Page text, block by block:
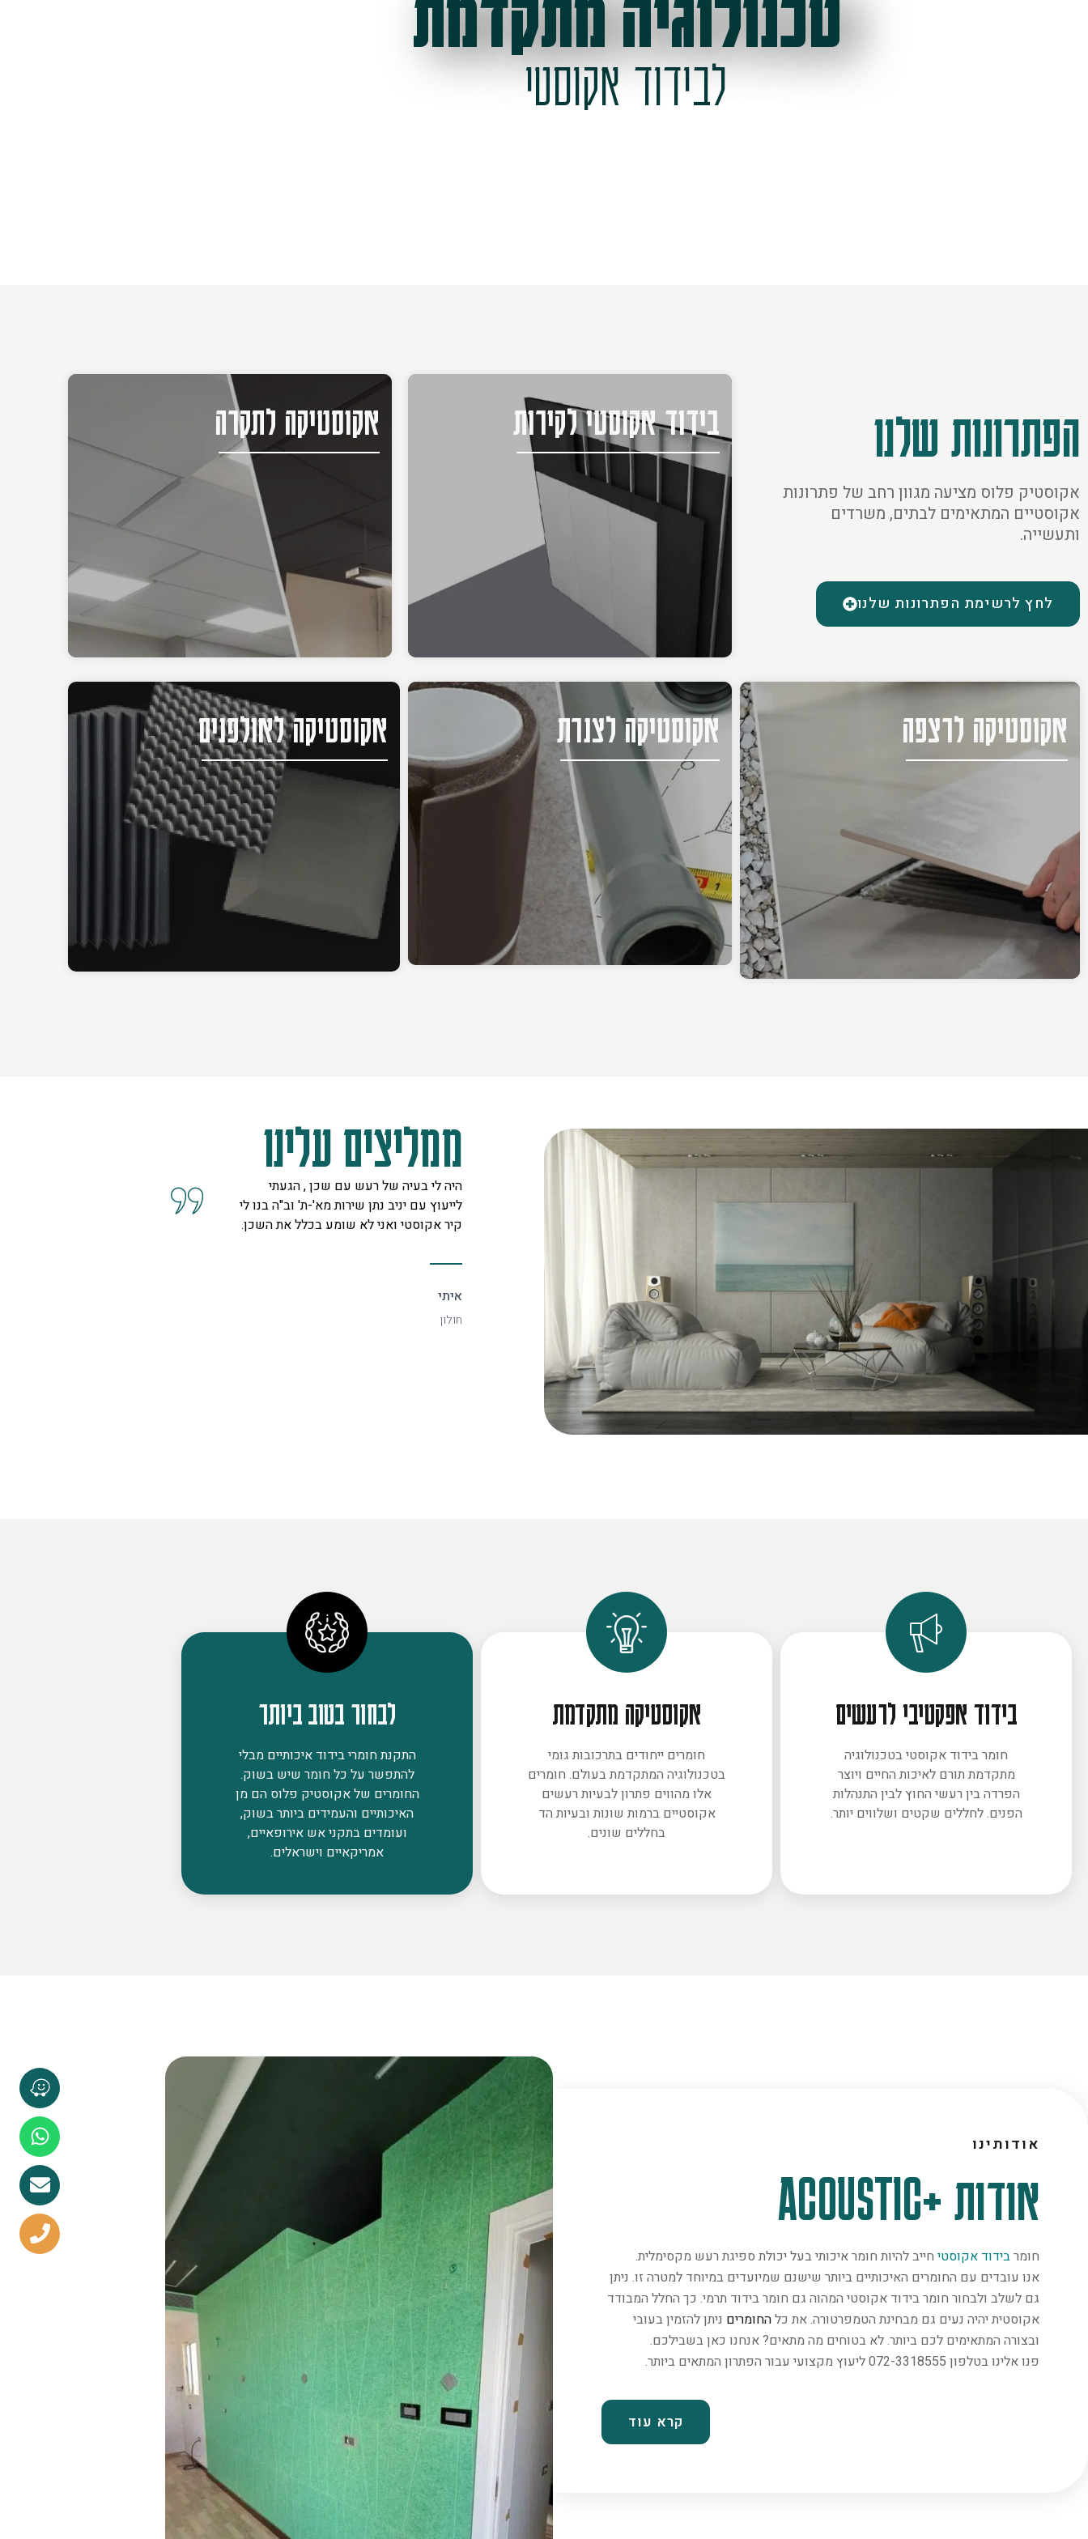
טכנולוגיה מתקדמת
לבידוד אקוסטי
הפתרונות שלנו
אקוסטיק פלוס מציעה מגוון רחב של פתרונות
אקוסטיים המתאימים לבתים, משרדים
ותעשייה.
לחץ לרשימת הפתרונות שלנו
בידוד אקוסטי לקירות אקוסטיקה לתקרה
אקוסטיקה לרצפה אקוסטיקה לצנרת אקוסטיקה לאולפנים
ממליצים עלינו
מקום של מקצוענים על לב טוב ורצון אדיר
לתת מענה לכל לקוח. אצלם מצאתי את
דב
היה לי בעיה של רעש עם שכן , הגעתי
לייעוץ עם יניב נתן שירות מא'-ת' וב"ה בנו לי
קיר אקוסטי ואני לא שומע בכלל את השכן.
איתי
חולון
בידוד אפקטיבי לרעשים
חומר בידוד אקוסטי בטכנולוגיה
מתקדמת תורם לאיכות החיים ויוצר
הפרדה בין רעשי החוץ לבין התנהלות
הפנים. לחללים שקטים ושלווים יותר.
אקוסטיקה מתקדמת
חומרים ייחודים בתרכובות גומי
בטכנולוגיה המתקדמת בעולם. חומרים
אלו מהווים פתרון לבעיות רעשים
אקוסטיים ברמות שונות ובעיות הד
בחללים שונים.
לבחור בטוב ביותר
התקנת חומרי בידוד איכותיים מבלי
להתפשר על כל חומר שיש בשוק.
החומרים של אקוסטיק פלוס הם מן
האיכותיים והעמידים ביותר בשוק,
ועומדים בתקני אש אירופאיים,
אמריקאיים וישראלים.
אודותינו
אודות +ACOUSTIC
חומרבידוד אקוסטי חייב להיות חומר איכותי בעל יכולת ספיגת רעש מקסימלית.
אנו עובדים עם החומרים האיכותיים ביותר שישנם שמיועדים במיוחד למטרה זו. ניתן
גם לשלב ולבחור חומר בידוד אקוסטי המהוה גם חומר בידוד תרמי. כך החלל המבודד
אקוסטית יהיה נעים גם מבחינת הטמפרטורה. את כלהחומרים ניתן להזמין בעובי
ובצורה המתאימים לכם ביותר. לא בטוחים מה מתאים? אנחנו כאן בשבילכם.
פנו אלינו בטלפון 072-3318555 ליעוץ מקצועי עבור הפתרון המתאים ביותר.
קרא עוד